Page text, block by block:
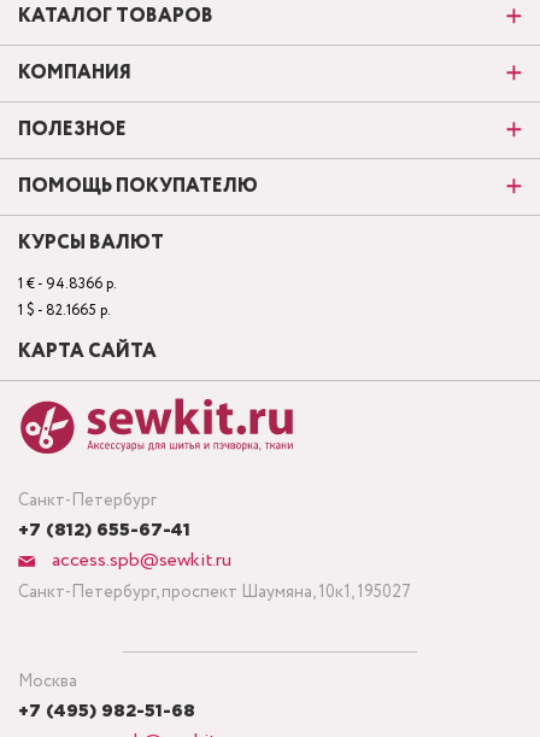
Санкт-Петербург
+7 (812) 655-67-41
access.spb@sewkit.ru
Санкт-Петербург, проспект Шаумяна, 10к1, 195027
Москва
+7 (495) 982-51-68
КАТАЛОГ ТОВАРОВ
КОМПАНИЯ
ПОЛЕЗНОЕ
ПОМОЩЬ ПОКУПАТЕЛЮ
КУРСЫ ВАЛЮТ
1 € - 94.8366 р.
1 $ - 82.1665 р.
КАРТА САЙТА